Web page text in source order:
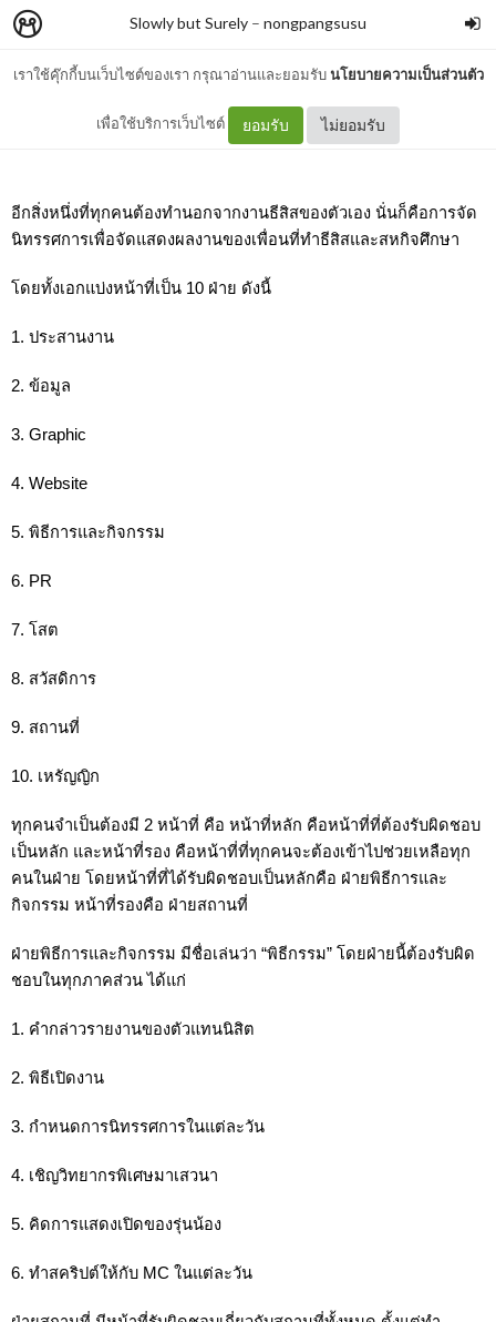
เราใช้คุ๊กกี้บนเว็บไซต์ของเรา กรุณาอ่านและยอมรับนโยบายความเป็นส่วนตัว
เพื่อใช้บริการเว็บไซต์ ยอมรับ ไม่ยอมรับ
Slowly but Surely – nongpangsusu
ว่าด้วยเรื่องนิทรรศการ
อีกสิ่งหนึ่งที่ทุกคนต้องทำนอกจากงานธีสิสของตัวเอง นั่นก็คือการจัด
นิทรรศการเพื่อจัดแสดงผลงานของเพื่อนที่ทำธีสิสและสหกิจศึกษา
โดยทั้งเอกแบ่งหน้าที่เป็น 10 ฝ่าย ดังนี้
1. ประสานงาน
2. ข้อมูล
3. Graphic
4. Website
5. พิธีการและกิจกรรม
6. PR
7. โสต
8. สวัสดิการ
9. สถานที่
10. เหรัญญิก
ทุกคนจำเป็นต้องมี 2 หน้าที่ คือ หน้าที่หลัก คือหน้าที่ที่ต้องรับผิดชอบ
เป็นหลัก และหน้าที่รอง คือหน้าที่ที่ทุกคนจะต้องเข้าไปช่วยเหลือทุก
คนในฝ่าย โดยหน้าที่ที่ได้รับผิดชอบเป็นหลักคือ ฝ่ายพิธีการและ
กิจกรรม หน้าที่รองคือ ฝ่ายสถานที่
ฝ่ายพิธีการและกิจกรรม มีชื่อเล่นว่า “พิธีกรรม” โดยฝ่ายนี้ต้องรับผิด
ชอบในทุกภาคส่วน ได้แก่
1. คำกล่าวรายงานของตัวแทนนิสิต
2. พิธีเปิดงาน
3. กำหนดการนิทรรศการในแต่ละวัน
4. เชิญวิทยากรพิเศษมาเสวนา
5. คิดการแสดงเปิดของรุ่นน้อง
6. ทำสคริปต์ให้กับ MC ในแต่ละวัน